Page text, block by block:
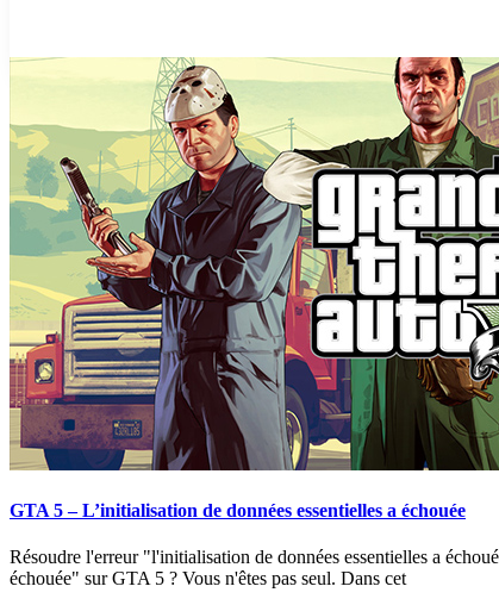
GTA 5 – L’initialisation de données essentielles a échouée
Résoudre l'erreur "l'initialisation de données essentielles a
échouée" sur GTA 5 ? Vous n'êtes pas seul. Dans cet